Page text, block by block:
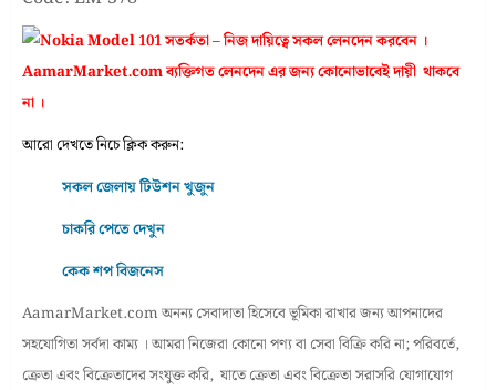
সতর্কতা – নিজ দায়িত্বে সকল লেনদেন করবেন ।
AamarMarket.com ব্যক্তিগত লেনদেন এর জন্য কোনোভাবেই দায়ী থাকবে
না ।
আরো দেখতে নিচে ক্লিক করুন:
সকল জেলায় টিউশন খুজুন
চাকরি পেতে দেখুন
কেক শপ বিজনেস
AamarMarket.com অনন্য সেবাদাতা হিসেবে ভূমিকা রাখার জন্য আপনাদের
সহযোগিতা সর্বদা কাম্য । আমরা নিজেরা কোনো পণ্য বা সেবা বিক্রি করি না; পরিবর্তে,
ক্রেতা এবং বিক্রেতাদের সংযুক্ত করি, যাতে ক্রেতা এবং বিক্রেতা সরাসরি যোগাযোগ